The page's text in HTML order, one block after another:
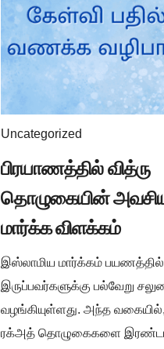
Uncategorized
பிரயாணத்தில் வித்ரு
தொழுகையின்
மார்க்க விளக்கம்
இஸ்லாமிய மார்க்கம் பயணத்தில்
இருப்பவர்களுக்கு பல்வேறு
வழங்கியுள்ளது. அந்த
ரக்அத் தொழுகைகளை